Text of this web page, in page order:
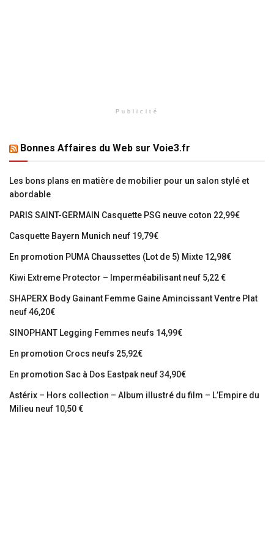
Publicité
Bonnes Affaires du Web sur Voie3.fr
Les bons plans en matière de mobilier pour un salon stylé et
abordable
PARIS SAINT-GERMAIN Casquette PSG neuve coton 22,99€
Casquette Bayern Munich neuf 19,79€
En promotion PUMA Chaussettes (Lot de 5) Mixte 12,98€
Kiwi Extreme Protector – Imperméabilisant neuf 5,22 €
SHAPERX Body Gainant Femme Gaine Amincissant Ventre Plat
neuf 46,20€
SINOPHANT Legging Femmes neufs 14,99€
En promotion Crocs neufs 25,92€
En promotion Sac à Dos Eastpak neuf 34,90€
Astérix – Hors collection – Album illustré du film – L’Empire du
Milieu neuf 10,50 €